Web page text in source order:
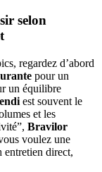
selon
regardez d’abord
pour un
un équilibre
est souvent le
et les
Bravilor
voulez une
entretien direct,